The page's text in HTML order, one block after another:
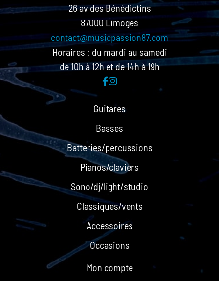
Guitares
Basses
Batteries/percussions
Pianos/claviers
Sono/dj/light/studio
Classiques/vents
Accessoires
Occasions
26 av des Bénédictins
87000 Limoges
contact@musicpassion87.com
Horaires : du mardi au samedi
de 10h à 12h et de 14h à 19h
Mon compte